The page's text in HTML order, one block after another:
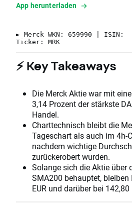
App herunterladen
► Merck WKN: 659990 | ISIN:
Ticker: MRK
⚡ Key Takeaways
Die Merck Aktie war mit
3,14 Prozent der stärkste
Handel.
Charttechnisch bleibt die
Tageschart als auch im 4h-
nachdem wichtige
zurückerobert wurden.
Solange sich die Aktie über
SMA200 behauptet, bleiben
EUR und darüber bei